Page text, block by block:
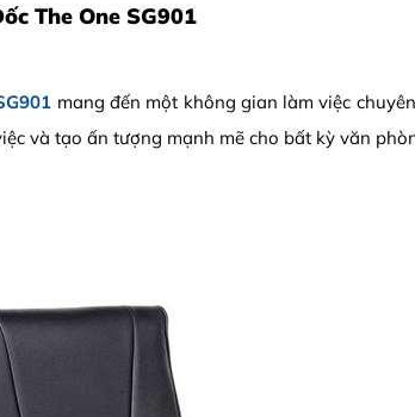
The One SG901
mang đến một không gian làm việc
và tạo ấn tượng mạnh mẽ cho bất kỳ văn